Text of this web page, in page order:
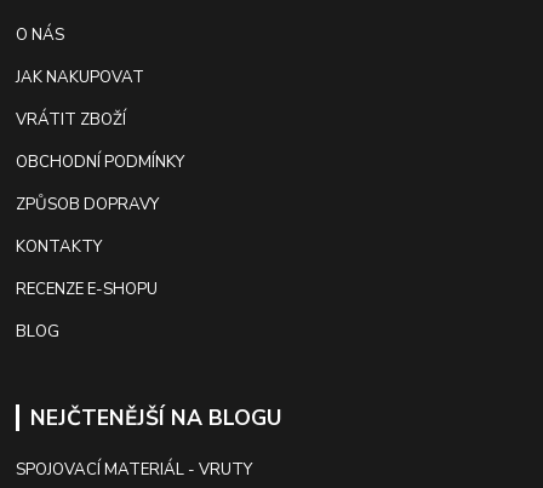
O NÁS
JAK NAKUPOVAT
VRÁTIT ZBOŽÍ
OBCHODNÍ PODMÍNKY
ZPŮSOB DOPRAVY
KONTAKTY
RECENZE E-SHOPU
BLOG
NEJČTENĚJŠÍ NA BLOGU
SPOJOVACÍ MATERIÁL - VRUTY